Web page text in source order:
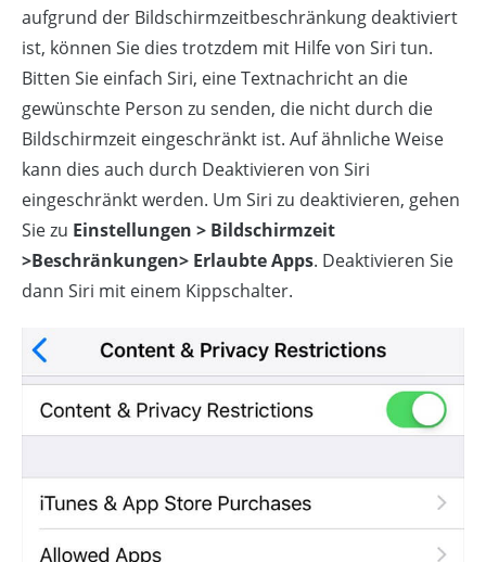
aufgrund der Bildschirmzeitbeschränkung deaktiviert
ist, können Sie dies trotzdem mit Hilfe von Siri tun.
Bitten Sie einfach Siri, eine Textnachricht an die
gewünschte Person zu senden, die nicht durch die
Bildschirmzeit eingeschränkt ist. Auf ähnliche Weise
kann dies auch durch Deaktivieren von Siri
eingeschränkt werden. Um Siri zu deaktivieren, gehen
Sie zu Einstellungen > Bildschirmzeit
>Beschränkungen> Erlaubte Apps. Deaktivieren Sie
dann Siri mit einem Kippschalter.